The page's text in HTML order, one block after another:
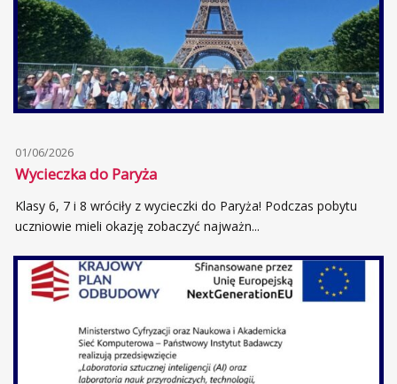
01/06/2026
Wycieczka do Paryża
Klasy 6, 7 i 8 wróciły z wycieczki do Paryża! Podczas pobytu
uczniowie mieli okazję zobaczyć najważn...